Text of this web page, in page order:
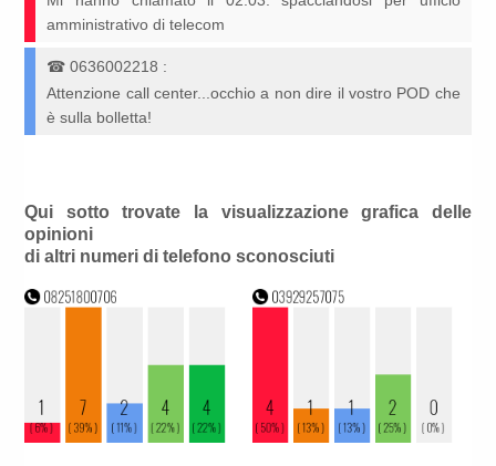
amministrativo di telecom
☎0636002218 :
Attenzione call center...occhio a non dire il vostro POD che
è sulla bolletta!
Qui sotto trovate la visualizzazione grafica delle
opinioni
di altri numeri di telefono sconosciuti